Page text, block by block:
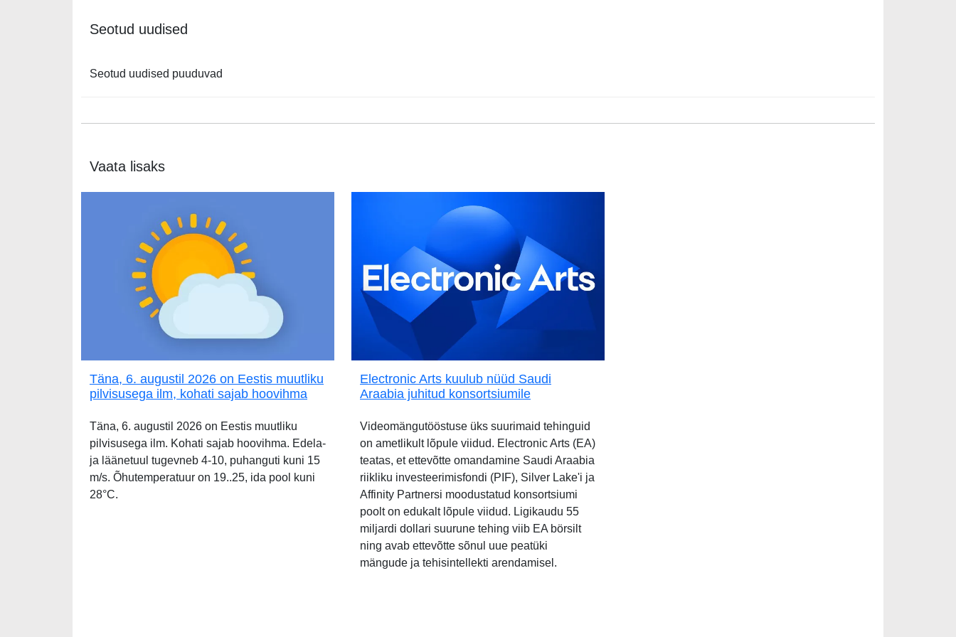
Seotud uudised
Seotud uudised puuduvad
Vaata lisaks
Täna, 6. augustil 2026 on Eestis muutliku
pilvisusega ilm, kohati sajab hoovihma
Täna, 6. augustil 2026 on Eestis muutliku
pilvisusega ilm. Kohati sajab hoovihma. Edela-
ja läänetuul tugevneb 4-10, puhanguti kuni 15
m/s. Õhutemperatuur on 19..25, ida pool kuni
28°C.
Electronic Arts kuulub nüüd Saudi
Araabia juhitud konsortsiumile
Videomängutööstuse üks suurimaid tehinguid
on ametlikult lõpule viidud. Electronic Arts (EA)
teatas, et ettevõtte omandamine Saudi Araabia
riikliku investeerimisfondi (PIF), Silver Lake'i ja
Affinity Partnersi moodustatud konsortsiumi
poolt on edukalt lõpule viidud. Ligikaudu 55
miljardi dollari suurune tehing viib EA börsilt
ning avab ettevõtte sõnul uue peatüki
mängude ja tehisintellekti arendamisel.